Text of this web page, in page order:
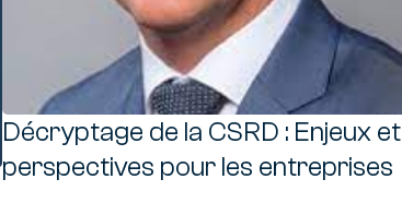
Décryptage de la CSRD : Enjeux et
perspectives pour les entreprises